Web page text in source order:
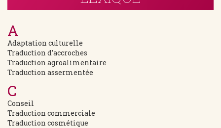
A
Adaptation culturelle
Traduction d’accroches
Traduction agroalimentaire
Traduction assermentée
C
Conseil
Traduction commerciale
Traduction cosmétique